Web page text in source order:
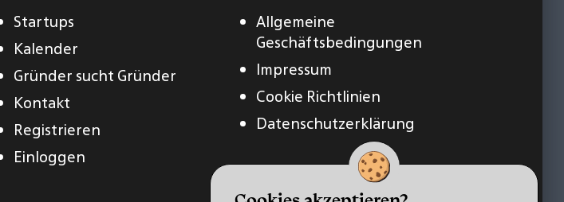
Startups
Kalender
Gründer sucht Gründer
Kontakt
Registrieren
Einloggen
Allgemeine
Geschäftsbedingungen
Impressum
Cookie Richtlinien
Datenschutzerklärung